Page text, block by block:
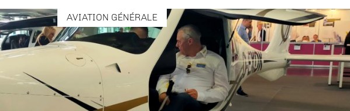
AVIATION GÉNÉRALE